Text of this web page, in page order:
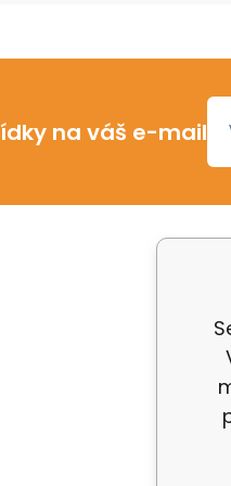
na váš e-mail